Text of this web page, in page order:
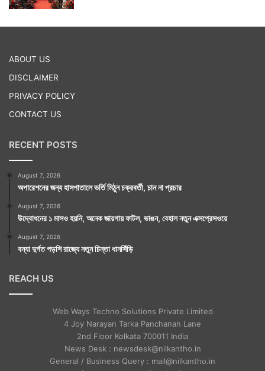
ABOUT US
DISCLAIMER
PRIVACY POLICY
CONTACT US
RECENT POSTS
August 7, 2026
অপারেশনের জন্য হাসপাতালে ভর্তি মিঠুন চক্রবর্তী, চান না প্রচার
August 7, 2026
উদ্বোধনের ১ মাসও হয়নি, অনেক জায়গায় ফাটল, ভাঙন, বেহাল নতুন এক্সপ্রেসওয়ে
August 7, 2026
বন্যা দুর্গত পড়শি রাজ্যে নতুন চিন্তা ধানসিঁড়ি
REACH US
Web Ways Techno Solutions Private Limited
4 Joy Narayan Tarka Panchanan Lane
2nd Floor Kolkata 700011 India
News Desk : newsdesk@nilkantho.in
General / Business Query : mail@nilkantho.in